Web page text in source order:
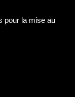
pour la mise au